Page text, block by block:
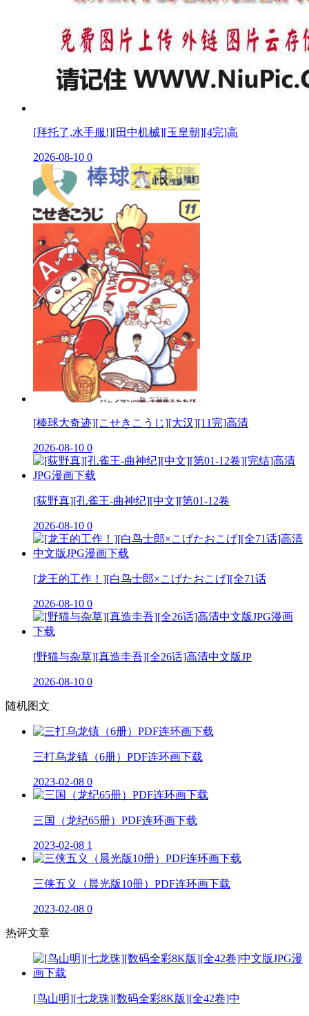
[拜托了,水手服!][田中机械][玉皇朝][4完]高
2026-08-10 0
[棒球大奇迹][こせきこうじ][大汉][11完]高清
2026-08-10 0
[荻野真][孔雀王-曲神纪][中文][第01-12卷
2026-08-10 0
[龙王的工作！][白鸟士郎×こげたおこげ][全71话
2026-08-10 0
[野猫与杂草][真造圭吾][全26话]高清中文版JP
2026-08-10 0
随机图文
三打乌龙镇（6册）PDF连环画下载
2023-02-08 0
三国（龙纪65册）PDF连环画下载
2023-02-08 1
三侠五义（晨光版10册）PDF连环画下载
2023-02-08 0
热评文章
[鸟山明][七龙珠][数码全彩8K版][全42卷]中